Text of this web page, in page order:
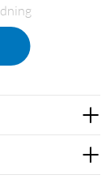
teknik och